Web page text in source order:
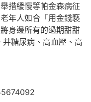
措緩慢等帕金森病征
年人如合「用金錢褻
身邊所有的過期甜甜
并糖尿病、高血壓、高